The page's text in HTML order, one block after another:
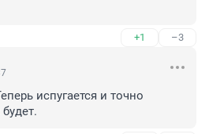
+1 –3
испугается и точно